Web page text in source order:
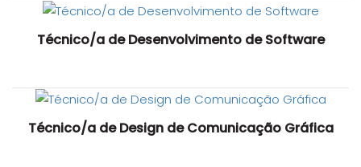
Técnico/a de Desenvolvimento de Software
Técnico/a de Design de Comunicação Gráfica